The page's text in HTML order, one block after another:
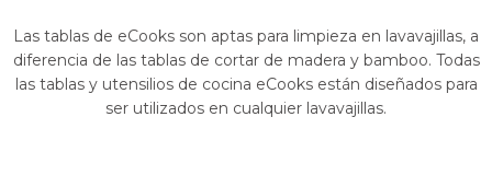
Las tablas de eCooks son aptas para limpieza en lavavajillas, a
diferencia de las tablas de cortar de madera y bamboo. Todas
las tablas y utensilios de cocina eCooks están diseñados para
ser utilizados en cualquier lavavajillas.